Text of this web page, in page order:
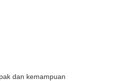
dan kemampuan